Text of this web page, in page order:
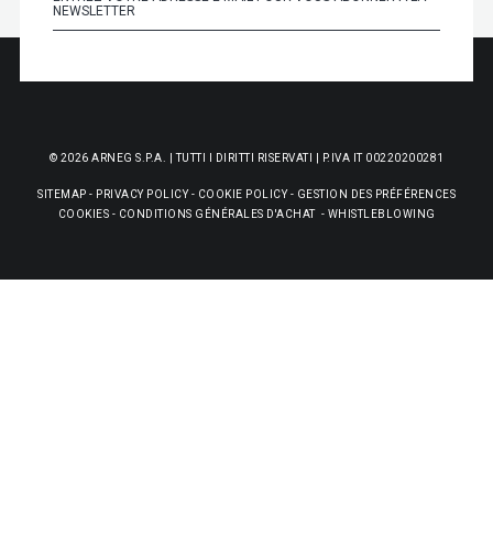
© 2026 ARNEG S.P.A. | TUTTI I DIRITTI RISERVATI | P.IVA IT 00220200281
SITEMAP - PRIVACY POLICY- COOKIE POLICY- GESTION DES PRÉFÉRENCES
COOKIES - CONDITIONS GÉNÉRALES D'ACHAT- WHISTLEBLOWING